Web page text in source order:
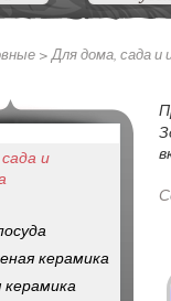
>Для дома, сада и
и
керамика
керамика